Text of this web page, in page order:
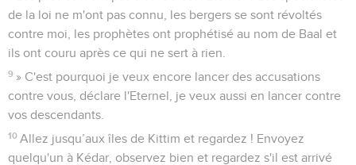
de la loi ne m'ont pas connu, les bergers se sont révoltés
contre moi, les prophètes ont prophétisé au nom de Baal et
ils ont couru après ce qui ne sert à rien.
9 » C'est pourquoi je veux encore lancer des accusations
contre vous, déclare l'Eternel, je veux aussi en lancer contre
vos descendants.
10 Allez jusqu’aux îles de Kittim et regardez ! Envoyez
quelqu'un à Kédar, observez bien et regardez s'il est arrivé